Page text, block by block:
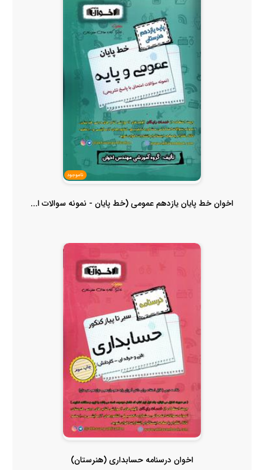
ناموجود
اخوان خط پایان یازدهم عمومی (خط پایان - نمونه سوالات ا...
اخوان درسنامه حسابداری (هنرستان)